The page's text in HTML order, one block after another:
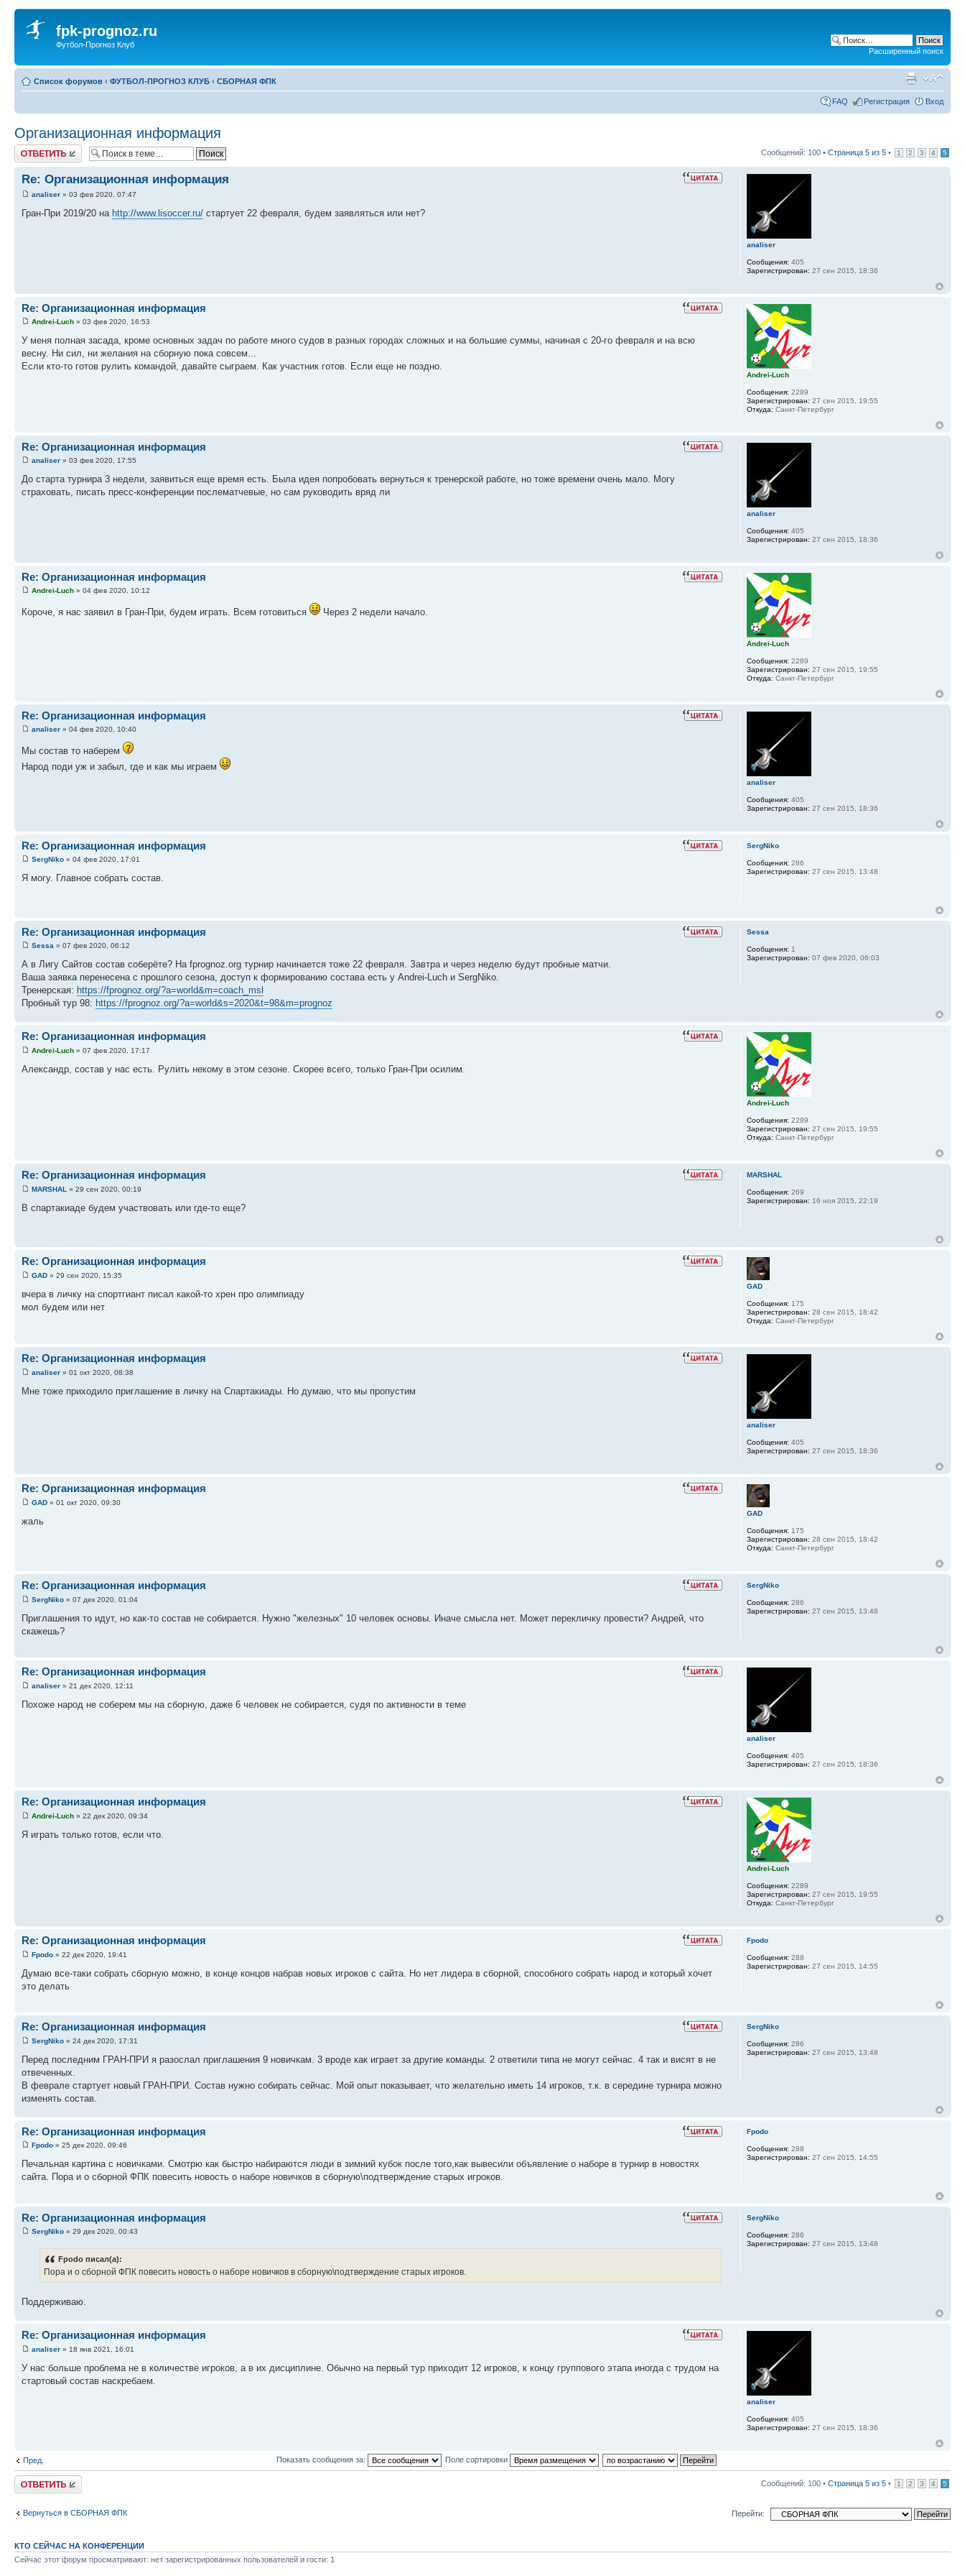
fpk-prognoz.ru
Футбол-Прогноз Клуб
Расширенный поиск
Список форумов ‹ ФУТБОЛ-ПРОГНОЗ КЛУБ ‹ СБОРНАЯ ФПК
FAQ Регистрация Вход
Организационная информация
Ответить Сообщений: 100 • Страница 5 из 5 • 1 2 3 4 5
Re: Организационная информация
analiser » 03 фев 2020, 07:47
Гран-При 2019/20 на http://www.lisoccer.ru/ стартует 22 февраля, будем заявляться или нет?
analiser
Сообщения: 405
Зарегистрирован: 27 сен 2015, 18:36
Re: Организационная информация
Andrei-Luch » 03 фев 2020, 16:53
У меня полная засада, кроме основных задач по работе много судов в разных городах сложных и на большие суммы, начиная с 20-го февраля и на всю
весну. Ни сил, ни желания на сборную пока совсем...
Если кто-то готов рулить командой, давайте сыграем. Как участник готов. Если еще не поздно.
Andrei-Luch
Сообщения: 2289
Зарегистрирован: 27 сен 2015, 19:55
Откуда: Санкт-Петербург
Re: Организационная информация
analiser » 03 фев 2020, 17:55
До старта турнира 3 недели, заявиться еще время есть. Была идея попробовать вернуться к тренерской работе, но тоже времени очень мало. Могу
страховать, писать пресс-конференции послематчевые, но сам руководить вряд ли
analiser
Сообщения: 405
Зарегистрирован: 27 сен 2015, 18:36
Re: Организационная информация
Andrei-Luch » 04 фев 2020, 10:12
Короче, я нас заявил в Гран-При, будем играть. Всем готовиться Через 2 недели начало.
Andrei-Luch
Сообщения: 2289
Зарегистрирован: 27 сен 2015, 19:55
Откуда: Санкт-Петербург
Re: Организационная информация
analiser » 04 фев 2020, 10:40
Мы состав то наберем
Народ поди уж и забыл, где и как мы играем
analiser
Сообщения: 405
Зарегистрирован: 27 сен 2015, 18:36
Re: Организационная информация
SergNiko » 04 фев 2020, 17:01
Я могу. Главное собрать состав.
SergNiko
Сообщения: 286
Зарегистрирован: 27 сен 2015, 13:48
Re: Организационная информация
Sessa » 07 фев 2020, 06:12
А в Лигу Сайтов состав соберёте? На fprognoz.org турнир начинается тоже 22 февраля. Завтра и через неделю будут пробные матчи.
Ваша заявка перенесена с прошлого сезона, доступ к формированию состава есть у Andrei-Luch и SergNiko.
Тренерская: https://fprognoz.org/?a=world&m=coach_msl
Пробный тур 98: https://fprognoz.org/?a=world&s=2020&t=98&m=prognoz
Sessa
Сообщения: 1
Зарегистрирован: 07 фев 2020, 06:03
Re: Организационная информация
Andrei-Luch » 07 фев 2020, 17:17
Александр, состав у нас есть. Рулить некому в этом сезоне. Скорее всего, только Гран-При осилим.
Andrei-Luch
Сообщения: 2289
Зарегистрирован: 27 сен 2015, 19:55
Откуда: Санкт-Петербург
Re: Организационная информация
MARSHAL » 29 сен 2020, 00:19
В спартакиаде будем участвовать или где-то еще?
MARSHAL
Сообщения: 269
Зарегистрирован: 16 ноя 2015, 22:19
Re: Организационная информация
GAD » 29 сен 2020, 15:35
вчера в личку на спортгиант писал какой-то хрен про олимпиаду
мол будем или нет
GAD
Сообщения: 175
Зарегистрирован: 28 сен 2015, 18:42
Откуда: Санкт-Петербург
Re: Организационная информация
analiser » 01 окт 2020, 08:38
Мне тоже приходило приглашение в личку на Спартакиады. Но думаю, что мы пропустим
analiser
Сообщения: 405
Зарегистрирован: 27 сен 2015, 18:36
Re: Организационная информация
GAD » 01 окт 2020, 09:30
жаль
GAD
Сообщения: 175
Зарегистрирован: 28 сен 2015, 18:42
Откуда: Санкт-Петербург
Re: Организационная информация
SergNiko » 07 дек 2020, 01:04
Приглашения то идут, но как-то состав не собирается. Нужно "железных" 10 человек основы. Иначе смысла нет. Может перекличку провести? Андрей, что
скажешь?
SergNiko
Сообщения: 286
Зарегистрирован: 27 сен 2015, 13:48
Re: Организационная информация
analiser » 21 дек 2020, 12:11
Похоже народ не соберем мы на сборную, даже 6 человек не собирается, судя по активности в теме
analiser
Сообщения: 405
Зарегистрирован: 27 сен 2015, 18:36
Re: Организационная информация
Andrei-Luch » 22 дек 2020, 09:34
Я играть только готов, если что.
Andrei-Luch
Сообщения: 2289
Зарегистрирован: 27 сен 2015, 19:55
Откуда: Санкт-Петербург
Re: Организационная информация
Fpodo » 22 дек 2020, 19:41
Думаю все-таки собрать сборную можно, в конце концов набрав новых игроков с сайта. Но нет лидера в сборной, способного собрать народ и который хочет
это делать
Fpodo
Сообщения: 288
Зарегистрирован: 27 сен 2015, 14:55
Re: Организационная информация
SergNiko » 24 дек 2020, 17:31
Перед последним ГРАН-ПРИ я разослал приглашения 9 новичкам. 3 вроде как играет за другие команды. 2 ответили типа не могут сейчас. 4 так и висят в не
отвеченных.
В феврале стартует новый ГРАН-ПРИ. Состав нужно собирать сейчас. Мой опыт показывает, что желательно иметь 14 игроков, т.к. в середине турнира можно
изменять состав.
SergNiko
Сообщения: 286
Зарегистрирован: 27 сен 2015, 13:48
Re: Организационная информация
Fpodo » 25 дек 2020, 09:46
Печальная картина с новичками. Смотрю как быстро набираются люди в зимний кубок после того,как вывесили объявление о наборе в турнир в новостях
сайта. Пора и о сборной ФПК повесить новость о наборе новичков в сборную\подтверждение старых игроков.
Fpodo
Сообщения: 288
Зарегистрирован: 27 сен 2015, 14:55
Re: Организационная информация
SergNiko » 29 дек 2020, 00:43
Fpodo писал(а):
Пора и о сборной ФПК повесить новость о наборе новичков в сборную\подтверждение старых игроков.
Поддерживаю.
SergNiko
Сообщения: 286
Зарегистрирован: 27 сен 2015, 13:48
Re: Организационная информация
analiser » 18 янв 2021, 16:01
У нас больше проблема не в количестве игроков, а в их дисциплине. Обычно на первый тур приходит 12 игроков, к концу группового этапа иногда с трудом на
стартовый состав наскребаем.
analiser
Сообщения: 405
Зарегистрирован: 27 сен 2015, 18:36
Пред. Показать сообщения за: Поле сортировки
Ответить Сообщений: 100 • Страница 5 из 5 • 1 2 3 4 5
Вернуться в СБОРНАЯ ФПК Перейти:
КТО СЕЙЧАС НА КОНФЕРЕНЦИИ
Сейчас этот форум просматривают: нет зарегистрированных пользователей и гости: 1